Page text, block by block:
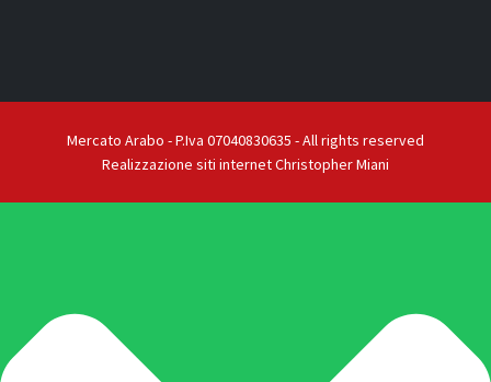
Mercato Arabo - P.Iva 07040830635 - All rights reserved
Realizzazione siti internet Christopher Miani